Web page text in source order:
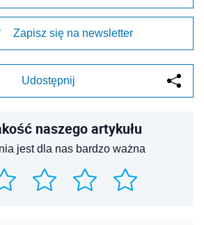
Zapisz się na newsletter
Udostępnij
naszego artykułu
jest dla nas bardzo ważna